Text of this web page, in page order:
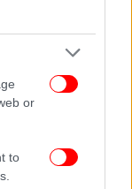
or
to
φτώχεια
του
εμποδίζει να
των